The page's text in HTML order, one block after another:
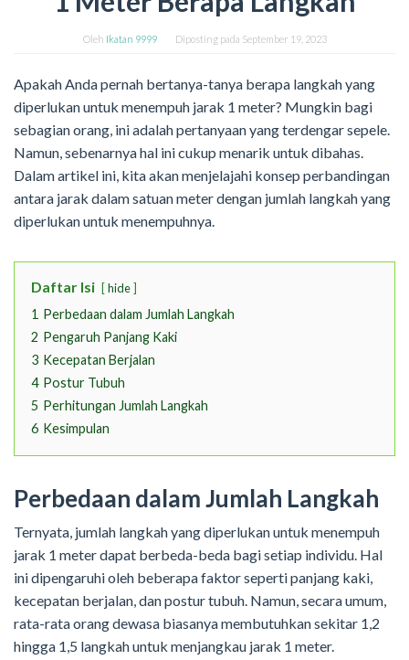
Oleh Ikatan 9999 Diposting pada September 19, 2023
Apakah Anda pernah bertanya-tanya berapa langkah yang
diperlukan untuk menempuh jarak 1 meter? Mungkin bagi
sebagian orang, ini adalah pertanyaan yang terdengar sepele.
Namun, sebenarnya hal ini cukup menarik untuk dibahas.
Dalam artikel ini, kita akan menjelajahi konsep perbandingan
antara jarak dalam satuan meter dengan jumlah langkah yang
diperlukan untuk menempuhnya.
Daftar Isi hide
1 Perbedaan dalam Jumlah Langkah
2 Pengaruh Panjang Kaki
3 Kecepatan Berjalan
4 Postur Tubuh
5 Perhitungan Jumlah Langkah
6 Kesimpulan
Perbedaan dalam Jumlah Langkah
Ternyata, jumlah langkah yang diperlukan untuk menempuh
jarak 1 meter dapat berbeda-beda bagi setiap individu. Hal
ini dipengaruhi oleh beberapa faktor seperti panjang kaki,
kecepatan berjalan, dan postur tubuh. Namun, secara umum,
rata-rata orang dewasa biasanya membutuhkan sekitar 1,2
hingga 1,5 langkah untuk menjangkau jarak 1 meter.